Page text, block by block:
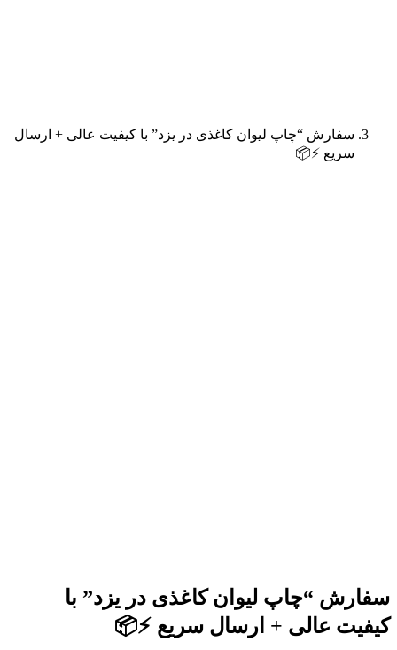
سفارش “چاپ لیوان کاغذی در یزد” با کیفیت عالی + ارسال
سریع ⚡️📦
سفارش “چاپ لیوان کاغذی در یزد” با
کیفیت عالی + ارسال سریع ⚡️📦